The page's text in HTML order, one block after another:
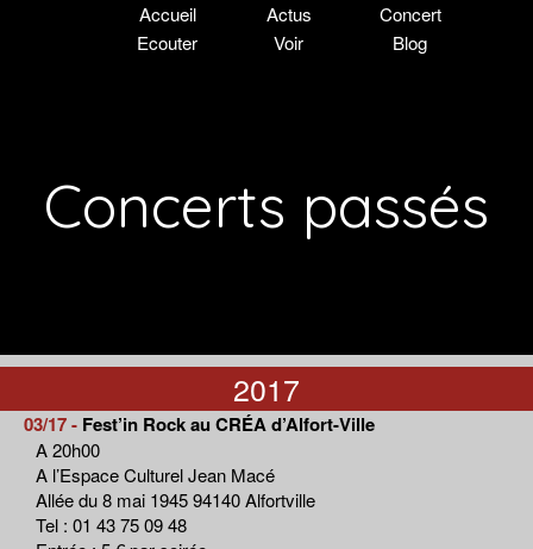
Accueil Actus
Concert
Ecouter
Voir Blog
Concerts passés
2017
03/17 - Fest’in Rock au CRÉA d’Alfort-Ville
A 20h00
A l’Espace Culturel Jean Macé
Allée du 8 mai 1945 94140 Alfortville
Tel : 01 43 75 09 48